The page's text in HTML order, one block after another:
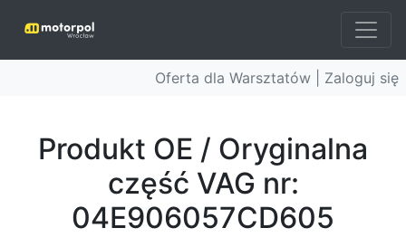
Oferta dla Warsztatów | Zaloguj się
Produkt OE / Oryginalna
część VAG nr:
04E906057CD605